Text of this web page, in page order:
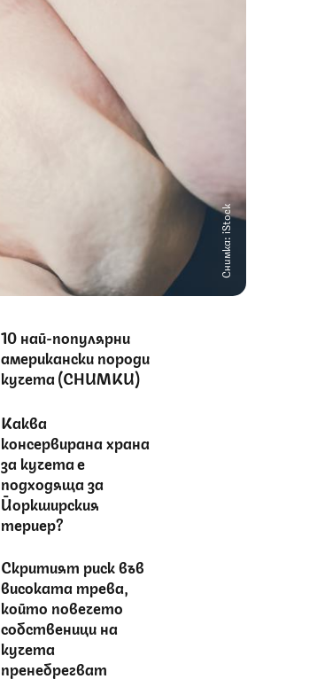
Снимка: iStock
10 най-популярни
американски породи
кучета (СНИМКИ)
Каква
консервирана храна
за кучета е
подходяща за
Йоркширския
териер?
Скритият риск във
високата трева,
който повечето
собственици на
кучета
пренебрегват